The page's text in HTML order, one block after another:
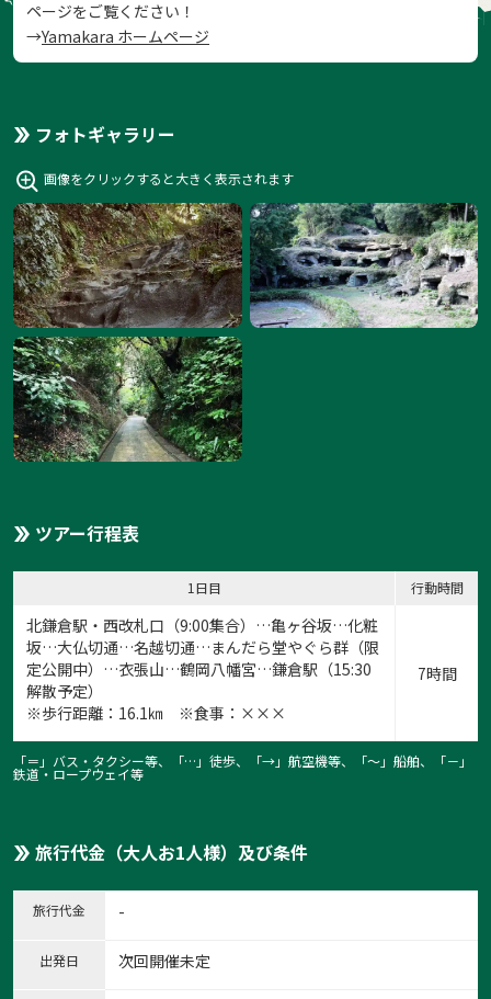
ページをご覧ください！
→Yamakara ホームページ
フォトギャラリー
画像をクリックすると大きく表示されます
ツアー行程表
1日目 行動時間
北鎌倉駅・西改札口（9:00集合）…亀ヶ谷坂…化粧
坂…大仏切通…名越切通…まんだら堂やぐら群（限
定公開中）…衣張山…鶴岡八幡宮…鎌倉駅（15:30
解散予定）
※歩行距離：16.1㎞ ※食事：×××
7時間
「＝」バス・タクシー等、「…」徒歩、「→」航空機等、「〜」船舶、「－」
鉄道・ロープウェイ等
旅行代金（大人お1人様）及び条件
旅行代金 -
出発日 次回開催未定